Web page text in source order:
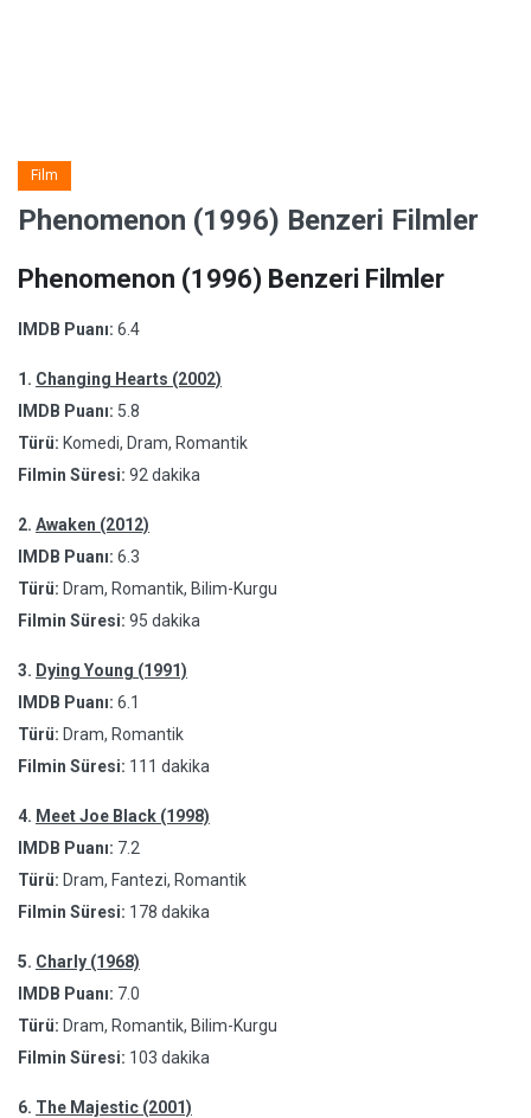
Film
Phenomenon (1996) Benzeri Filmler
Phenomenon (1996) Benzeri Filmler
IMDB Puanı: 6.4
1. Changing Hearts (2002)
IMDB Puanı: 5.8
Türü: Komedi, Dram, Romantik
Filmin Süresi: 92 dakika
2. Awaken (2012)
IMDB Puanı: 6.3
Türü: Dram, Romantik, Bilim-Kurgu
Filmin Süresi: 95 dakika
3. Dying Young (1991)
IMDB Puanı: 6.1
Türü: Dram, Romantik
Filmin Süresi: 111 dakika
4. Meet Joe Black (1998)
IMDB Puanı: 7.2
Türü: Dram, Fantezi, Romantik
Filmin Süresi: 178 dakika
5. Charly (1968)
IMDB Puanı: 7.0
Türü: Dram, Romantik, Bilim-Kurgu
Filmin Süresi: 103 dakika
6. The Majestic (2001)